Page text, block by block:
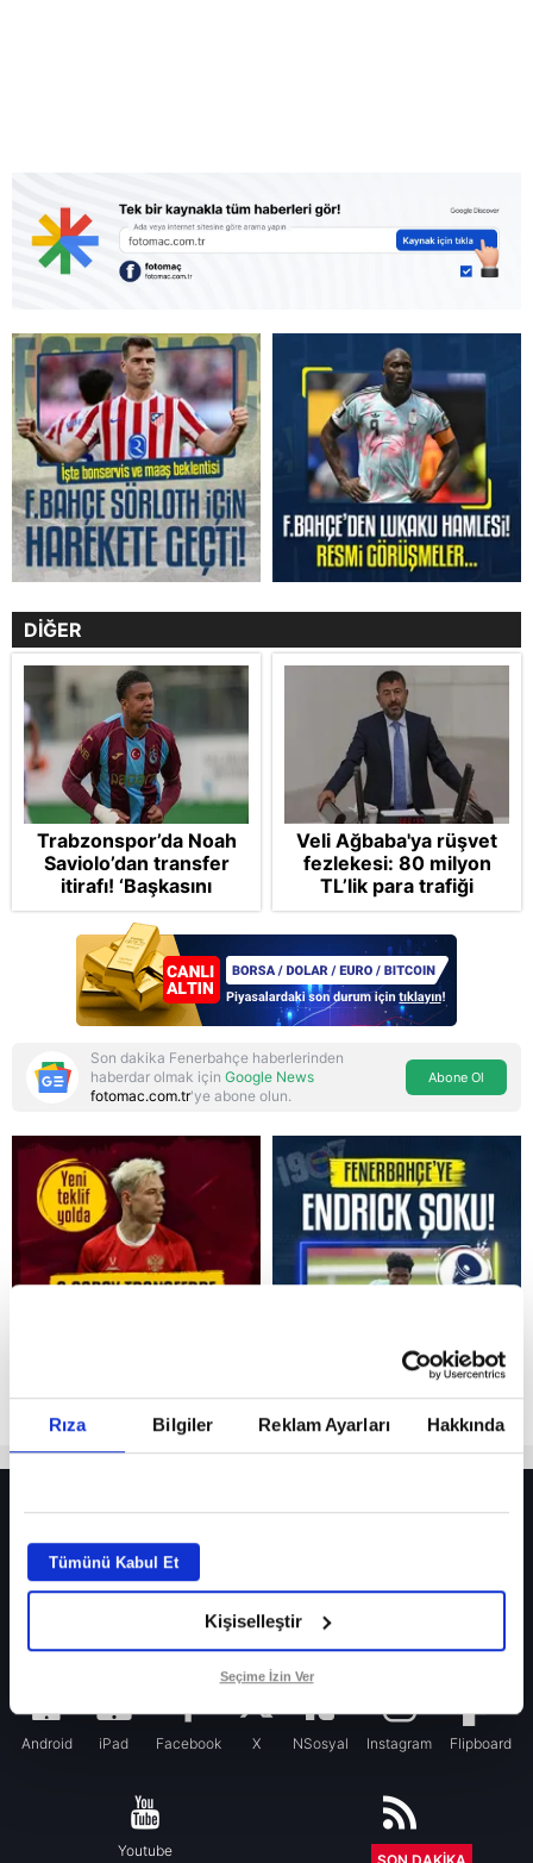
Rıza Bilgiler Reklam Ayarları Hakkında
Tümünü Kabul Et
Kişiselleştir
Seçime İzin Ver
Reddet
DİĞER
Trabzonspor’da Noah
Saviolo’dan transfer
itirafı! ‘Başkasını
izlemeye geldi’
Veli Ağbaba'ya rüşvet
fezlekesi: 80 milyon
TL’lik para trafiği
dosyada! CHP’li
belediyeleri haraca
bağlamış
Son dakika Fenerbahçe haberlerinden
haberdar olmak için Google News
fotomac.com.tr'ye abone olun.
Abone Ol
Fenerbahçe’de sürpriz ayrılık ihtimali! Devre arasında gelmişti
Fenerbahçe’nin yeni transferi Mason Greenwood için olay sözler!
Galatasaray’da rota yeniden Thiago Almada!
Android iPad Facebook X NSosyal Instagram Flipboard
Youtube RSS